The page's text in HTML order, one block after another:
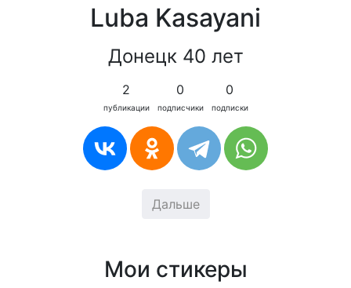
Luba Kasayani
Донецк 40 лет
2
публикации
0
подписчики
0
подписки
Дальше
Мои стикеры